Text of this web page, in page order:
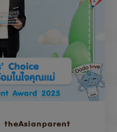
theAsianparent